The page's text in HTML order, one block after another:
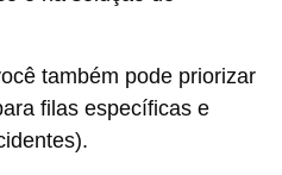
também pode priorizar
filas específicas e